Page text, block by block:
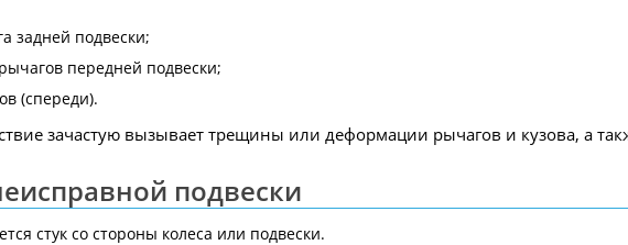
задней подвески;
передней подвески;
(спереди).
зачастую вызывает трещины или деформации рычагов и кузова, а
подвески
стук со стороны колеса или подвески.